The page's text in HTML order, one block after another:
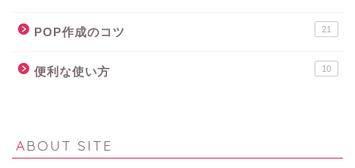
POP作成のコツ 21
便利な使い方 10
ABOUT SITE